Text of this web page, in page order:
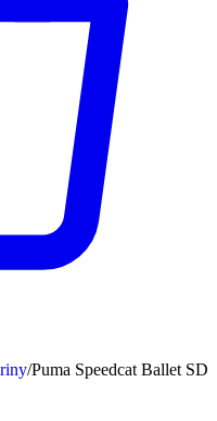
/Puma Speedcat Ballet SD